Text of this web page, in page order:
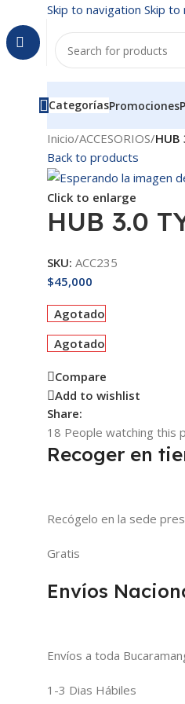
Skip to navigation Skip to
CategoríasPromociones
Inicio/ACCESORIOS/HUB
Back to products
Click to enlarge
HUB 3.0
SKU: ACC235
$45,000
Agotado
Agotado
Compare
Add to wishlist
Share:
18 People watching this
Recoger en
Recógelo en la sede
Gratis
Envíos
Envíos a toda
1-3 Dias Hábiles